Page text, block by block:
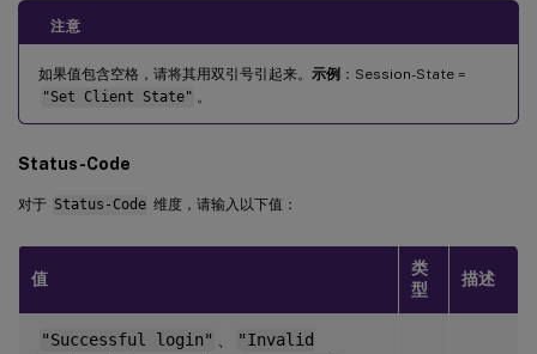
注意
如果值包含空格，请将其用双引号引起来。 示例 ：Session-State =
"Set Client State" 。
Status-Code
对于 Status-Code 维度，请输入以下值：
值
类
型
描述
"Successful login" 、
"Invalid